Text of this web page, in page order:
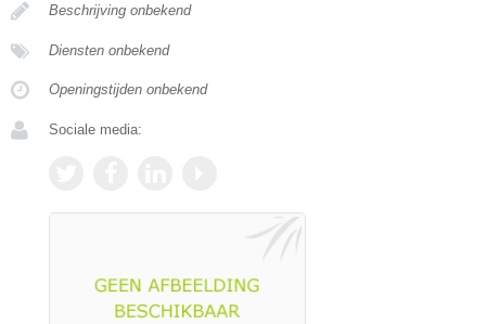
Beschrijving onbekend
Diensten onbekend
Openingstijden onbekend
Sociale media: